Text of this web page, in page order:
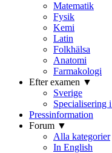
Matematik
Fysik
Kemi
Latin
Folkhälsa
Anatomi
Farmakologi
Efter examen ▼
Sverige
Specialisering
Pressinformation
Forum ▼
Alla kategorier
In English